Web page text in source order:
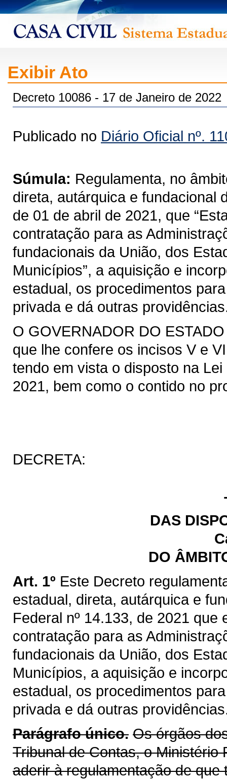
Exibir Ato
Decreto 10086 - 17 de Janeiro de 2022
Publicado no Diário Oficial nº.
Súmula: Regulamenta, no
direta, autárquica e fundacional
de 01 de abril de 2021, que
contratação para as
fundacionais da União, dos
Municípios”, a aquisição e
estadual, os procedimentos
privada e dá outras
O GOVERNADOR DO
que lhe confere os incisos V e
tendo em vista o disposto na
2021, bem como o contido no
DECRETA:
DAS
DO
Art. 1º Este Decreto
estadual, direta, autárquica e
Federal nº 14.133, de 2021
contratação para as
fundacionais da União, dos
Municípios, a aquisição e
estadual, os procedimentos
privada e dá outras
Parágrafo único. Os órgãos
Tribunal de Contas, o Ministério
aderir à regulamentação de que